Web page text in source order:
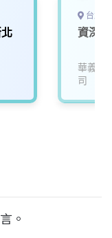
台北
資深
華義國
司
。